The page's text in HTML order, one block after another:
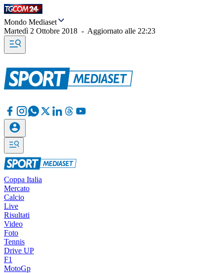
Mondo Mediaset
Martedì 2 Ottobre 2018 - Aggiornato alle 22:23
Coppa Italia
Mercato
Calcio
Live
Risultati
Video
Foto
Tennis
Drive UP
F1
MotoGp